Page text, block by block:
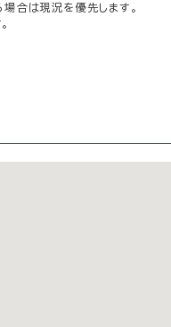
合は現況を優先します。